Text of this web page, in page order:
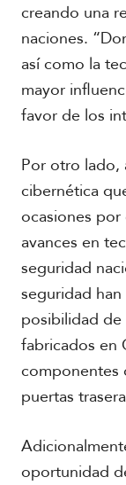
creando una
naciones.
así como la
mayor
favor de los
Por otro lado,
cibernética
ocasiones por
avances en
seguridad
seguridad
posibilidad de
fabricados en
componentes
puertas
oportunidad